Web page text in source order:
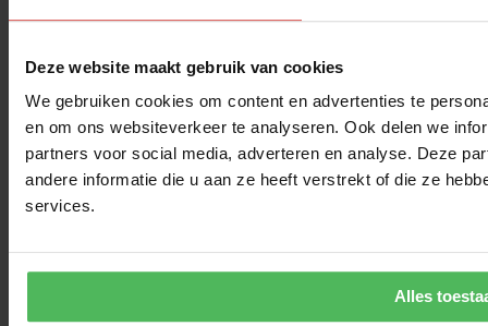
Deze website maakt gebruik van cookies
We gebruiken cookies om content en advertenties te
en om ons websiteverkeer te analyseren. Ook delen we
partners voor social media, adverteren en analyse. Deze
andere informatie die u aan ze heeft verstrekt of die ze
services.
Alles